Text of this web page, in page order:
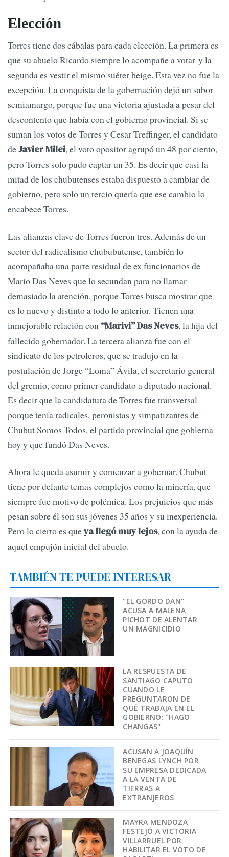
Elección
Torres tiene dos cábalas para cada elección. La primera es
que su abuelo Ricardo siempre lo acompañe a votar y la
segunda es vestir el mismo suéter beige. Esta vez no fue la
excepción. La conquista de la gobernación dejó un sabor
semiamargo, porque fue una victoria ajustada a pesar del
descontento que había con el gobierno provincial. Si se
suman los votos de Torres y Cesar Treffinger, el candidato
deJavier Milei, el voto opositor agrupó un 48 por ciento,
pero Torres solo pudo captar un 35. Es decir que casi la
mitad de los chubutenses estaba dispuesto a cambiar de
gobierno, pero solo un tercio quería que ese cambio lo
encabece Torres.
Las alianzas clave de Torres fueron tres. Además de un
sector del radicalismo chububutense, también lo
acompañaba una parte residual de ex funcionarios de
Mario Das Neves que lo secundan para no llamar
demasiado la atención, porque Torres busca mostrar que
es lo nuevo y distinto a todo lo anterior. Tienen una
inmejorable relación con “Marivi” Das Neves, la hija del
fallecido gobernador. La tercera alianza fue con el
sindicato de los petroleros, que se tradujo en la
postulación de Jorge “Loma” Ávila, el secretario general
del gremio, como primer candidato a diputado nacional.
Es decir que la candidatura de Torres fue transversal
porque tenía radicales, peronistas y simpatizantes de
Chubut Somos Todos, el partido provincial que gobierna
hoy y que fundó Das Neves.
Ahora le queda asumir y comenzar a gobernar. Chubut
tiene por delante temas complejos como la minería, que
siempre fue motivo de polémica. Los prejuicios que más
pesan sobre él son sus jóvenes 35 años y su inexperiencia.
Pero lo cierto es queya llegó muy lejos, con la ayuda de
aquel empujón inicial del abuelo.
TAMBIÉN TE PUEDE INTERESAR
"EL GORDO DAN"
ACUSA A MALENA
PICHOT DE ALENTAR
UN MAGNICIDIO
LA RESPUESTA DE
SANTIAGO CAPUTO
CUANDO LE
PREGUNTARON DE
QUÉ TRABAJA EN EL
GOBIERNO: "HAGO
CHANGAS"
ACUSAN A JOAQUÍN
BENEGAS LYNCH POR
SU EMPRESA DEDICADA
A LA VENTA DE
TIERRAS A
EXTRANJEROS
MAYRA MENDOZA
FESTEJÓ A VICTORIA
VILLARRUEL POR
HABILITAR EL VOTO DE